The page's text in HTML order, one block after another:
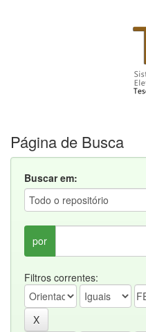
Página de Busca
Buscar em:
por
Filtros correntes: